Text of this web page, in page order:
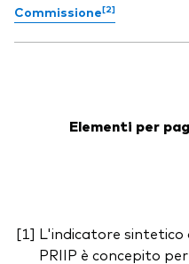
Commissione[2]
Elementi per
L'indicatore sintetico
PRIIP è concepito